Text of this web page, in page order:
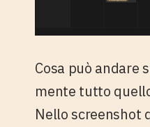
Cosa può andare
mente tutto
Nello screenshot